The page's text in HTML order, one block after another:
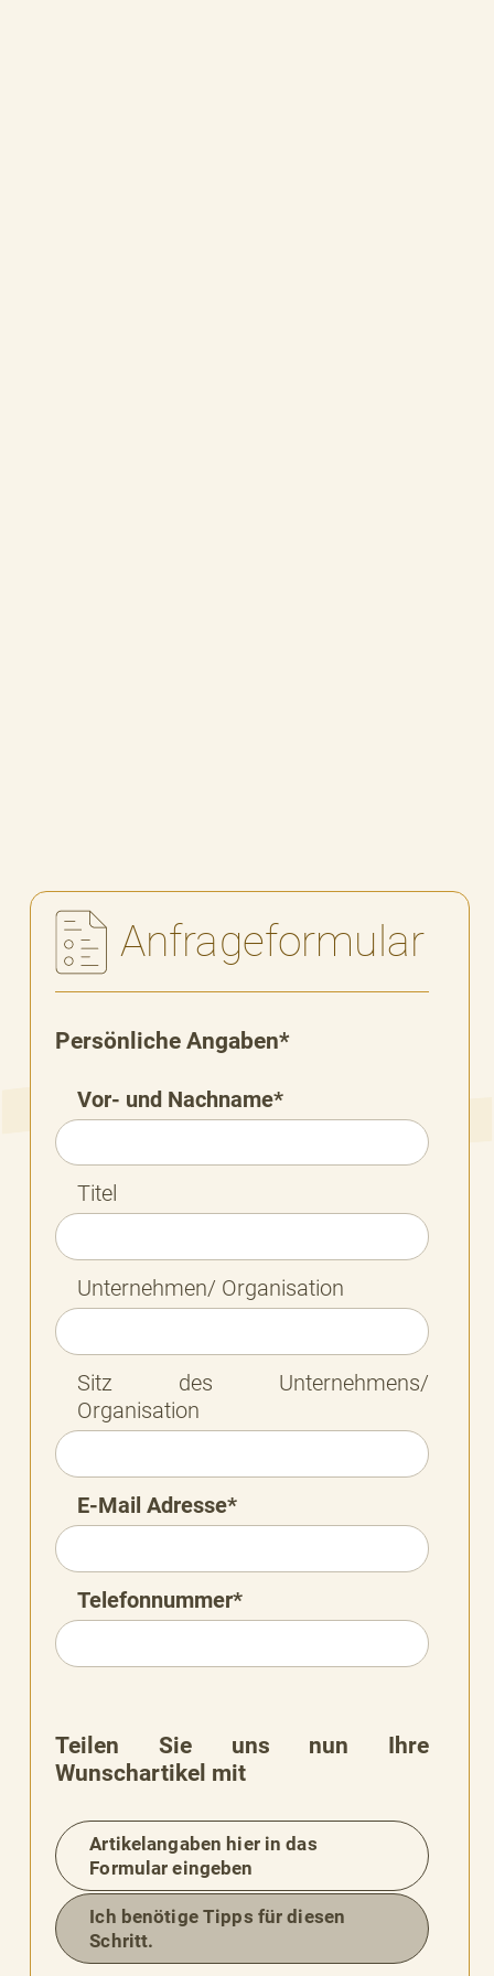
Anfrageformular
Persönliche Angaben*
Vor- und Nachname*
Titel
Unternehmen/ Organisation
Sitz des Unternehmens/
Organisation
E-Mail Adresse*
Telefonnummer*
Teilen Sie uns nun Ihre
Wunschartikel mit
Artikelangaben hier in das
Formular eingeben
Ich benötige Tipps für diesen
Schritt.